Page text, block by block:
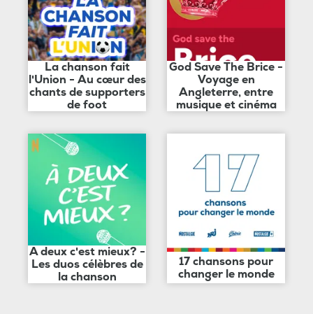
La chanson fait
l'Union - Au cœur des
chants de supporters
de foot
God Save The Brice -
Voyage en
Angleterre, entre
musique et cinéma
A deux c'est mieux? -
Les duos célèbres de
la chanson
17 chansons pour
changer le monde